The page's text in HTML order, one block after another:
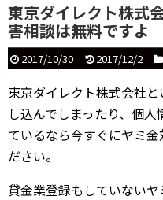
東京ダイレクト株式
害相談は無料ですよ
2017/10/30 2017/12/2
東京ダイレクト株式会社
し込んでしまったり、個
ているなら今すぐにヤミ
ださい。
貸金業登録もしていない